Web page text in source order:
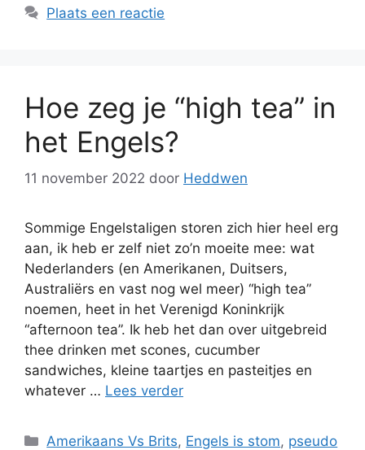
Plaats een reactie
Hoe zeg je “high tea” in
het Engels?
11 november 2022 door Heddwen
Sommige Engelstaligen storen zich hier heel erg
aan, ik heb er zelf niet zo’n moeite mee: wat
Nederlanders (en Amerikanen, Duitsers,
Australiërs en vast nog wel meer) “high tea”
noemen, heet in het Verenigd Koninkrijk
“afternoon tea”. Ik heb het dan over uitgebreid
thee drinken met scones, cucumber
sandwiches, kleine taartjes en pasteitjes en
whatever … Lees verder
Categorieën
Amerikaans Vs Brits, Engels is stom, pseudo